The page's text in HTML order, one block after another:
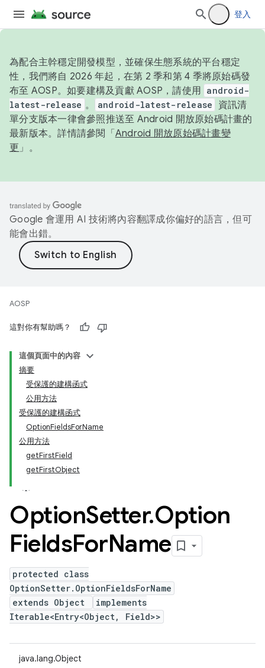
登入
為配合主幹穩定開發模型，並確保生態系統的平台穩定
性，我們將自 2026 年起，在第 2 季和第 4 季將原始碼發
布至 AOSP。如要建構及貢獻 AOSP，請使用 android-
latest-release 。 android-latest-release
資訊清
單分支版本一律會參照推送至 Android 開放原始碼計畫的
最新版本。詳情請參閱「 Android 開放原始碼計畫變
更 」。
Google 會運用 AI 技術將內容翻譯成你偏好的語言，但可
能會出錯。
AOSP
這對你有幫助嗎？
這個頁面中的內容
摘要
受保護的建構函式
公用方法
受保護的建構函式
OptionFieldsForName
公用方法
getFirstField
getFirstObject
OptionSetter.Option
FieldsForName
protected class
OptionSetter.OptionFieldsForName
extends Object
implements
Iterable<Entry<Object, Field>>
java.lang.Object